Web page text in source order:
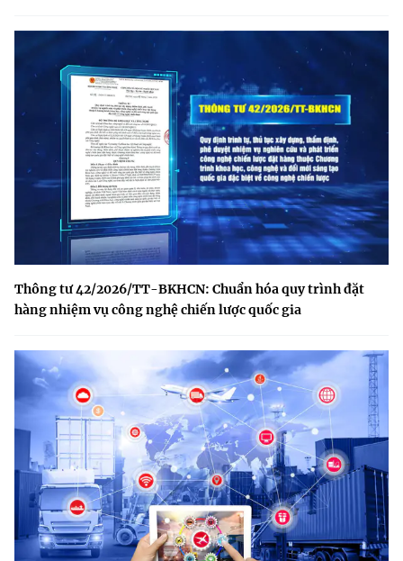
Thông tư 42/2026/TT-BKHCN: Chuẩn hóa quy trình đặt
hàng nhiệm vụ công nghệ chiến lược quốc gia